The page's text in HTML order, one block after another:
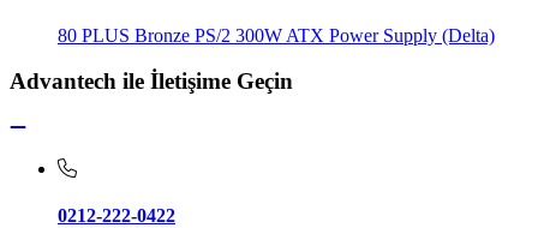
80 PLUS Bronze PS/2 300W ATX Power Supply (Delta)
Advantech ile İletişime Geçin
0212-222-0422